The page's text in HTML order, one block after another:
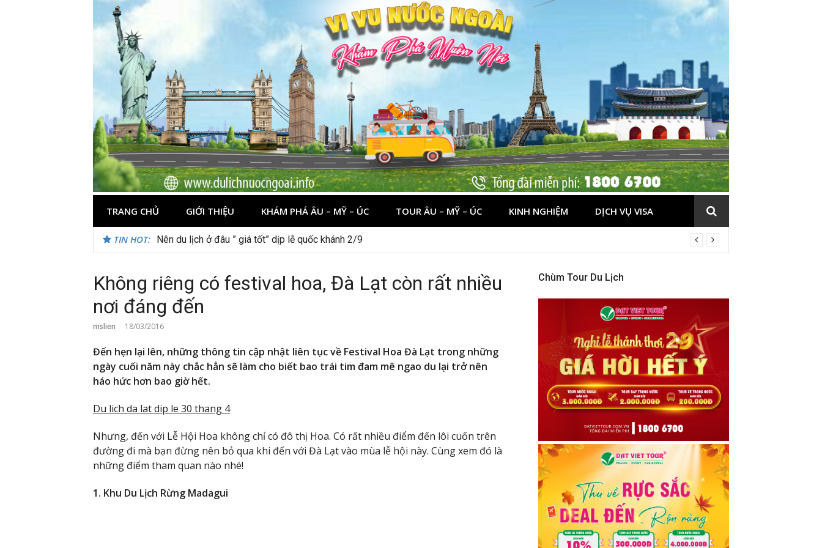
TRANG CHỦ GIỚI THIỆU KHÁM PHÁ ÂU – MỸ – ÚC TOUR ÂU – MỸ – ÚC KINH NGHIỆM DỊCH VỤ VISA
TIN HOT: Nên du lịch ở đâu ” giá tốt” dịp lễ quốc khánh 2/9
Không riêng có festival hoa, Đà Lạt còn rất nhiều
nơi đáng đến
mslien 18/03/2016
Đến hẹn lại lên, những thông tin cập nhật liên tục về Festival Hoa Đà Lạt trong những
ngày cuối năm này chắc hẳn sẽ làm cho biết bao trái tim đam mê ngao du lại trở nên
háo hức hơn bao giờ hết.
Du lich da lat dip le 30 thang 4
Nhưng, đến với Lễ Hội Hoa không chỉ có đô thị Hoa. Có rất nhiều điểm đến lôi cuốn trên
đường đi mà bạn đừng nên bỏ qua khi đến với Đà Lạt vào mùa lễ hội này. Cùng xem đó là
những điểm tham quan nào nhé!
1. Khu Du Lịch Rừng Madagui
Chùm Tour Du Lịch